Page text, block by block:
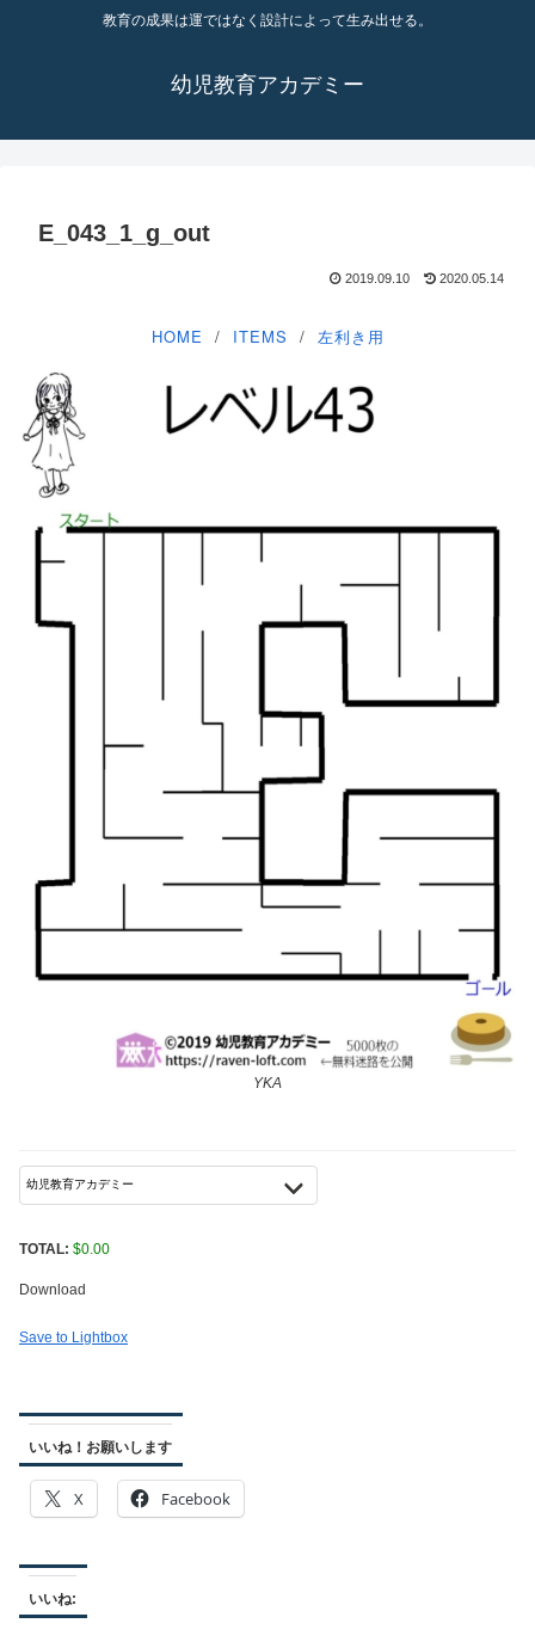
教育の成果は運ではなく設計によって生み出せる。
幼児教育アカデミー
E_043_1_g_out
2019.09.10 2020.05.14
HOME ITEMS 左利き用
YKA
TOTAL: $0.00
Download
Save to Lightbox
いいね！お願いします
X Facebook
いいね: